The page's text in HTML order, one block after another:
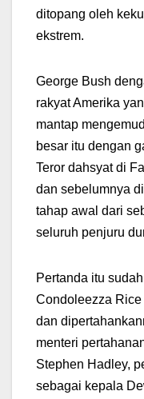
ditopang oleh
ekstrem.
George Bush
rakyat Amerika
mantap
besar itu dengan
Teror dahsyat di
dan sebelumnya
tahap awal dari
seluruh penjuru
Pertanda itu
Condoleezza
dan
menteri
Stephen Hadley,
sebagai kepala